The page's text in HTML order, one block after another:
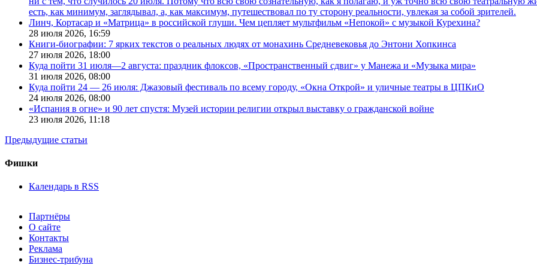
есть, как минимум, заглядывал, а, как максимум, путешествовал по ту сторону реальности, увлекая за собой зрителей.
Линч, Кортасар и «Матрица» в российской глуши. Чем цепляет мультфильм «Непокой» с музыкой Курехина?
28 июля 2026, 16:59
Книги-биографии: 7 ярких текстов о реальных людях от монахинь Средневековья до Энтони Хопкинса
27 июля 2026, 18:00
Куда пойти 31 июля—2 августа: праздник флоксов, «Пространственный сдвиг» у Манежа и «Музыка мира»
31 июля 2026, 08:00
Куда пойти 24 — 26 июля: Джазовый фестиваль по всему городу, «Окна Открой» и уличные театры в ЦПКиО
24 июля 2026, 08:00
«Испания в огне» и 90 лет спустя: Музей истории религии открыл выставку о гражданской войне
23 июля 2026, 11:18
Предыдущие статьи
Фишки
Календарь в RSS
Партнёры
О сайте
Контакты
Реклама
Бизнес-трибуна